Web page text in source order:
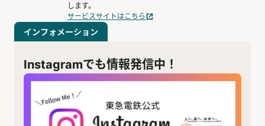
します。
サービスサイトはこちら
インフォメーション
Instagramでも情報発信中！